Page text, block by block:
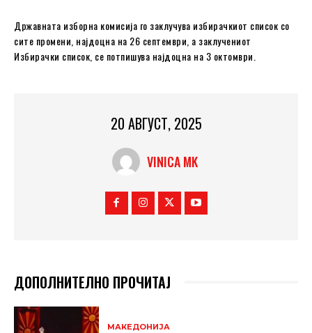
Државната изборна комисија го заклучува избирачкиот список со
сите промени, најдоцна на 26 септември, а заклучениот
Избирачки список, се потпишува најдоцна на 3 октомври.
20 АВГУСТ, 2025
VINICA MK
ДОПОЛНИТЕЛНО ПРОЧИТАЈ
МАКЕДОНИЈА